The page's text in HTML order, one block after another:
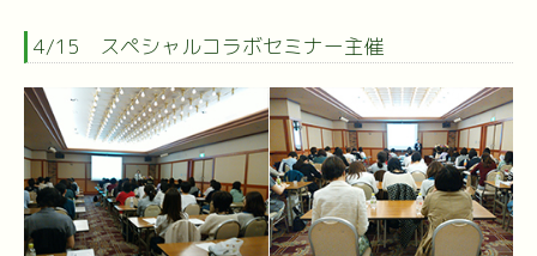
4/15 スペシャルコラボセミナー主催